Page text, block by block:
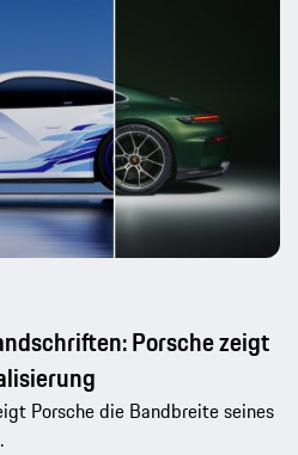
Porsche zeigt
Porsche die Bandbreite seines